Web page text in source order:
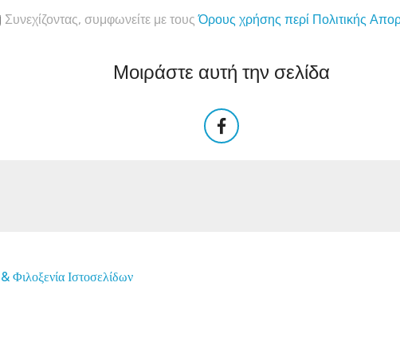
Συνεχίζοντας, συμφωνείτε με τουςΌρους χρήσης περί Πολιτικής
Μοιράστε αυτή την σελίδα